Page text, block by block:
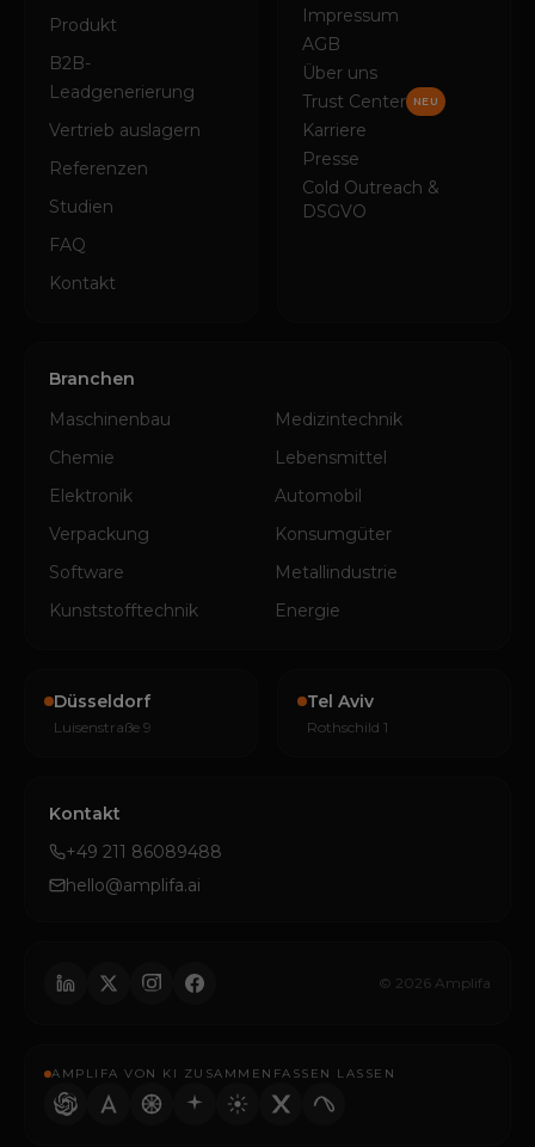
Produkt
B2B-
Leadgenerierung
Vertrieb auslagern
Referenzen
Studien
FAQ
Kontakt
Impressum
AGB
Über uns
Trust Center
NEU
Karriere
Presse
Cold Outreach &
DSGVO
Branchen
Maschinenbau
Medizintechnik
Chemie
Lebensmittel
Elektronik
Automobil
Verpackung
Konsumgüter
Software
Metallindustrie
Kunststofftechnik
Energie
Düsseldorf
Luisenstraße 9
Tel Aviv
Rothschild 1
Kontakt
+49 211 86089488
hello@amplifa.ai
© 2026 Amplifa
AMPLIFA VON KI ZUSAMMENFASSEN LASSEN